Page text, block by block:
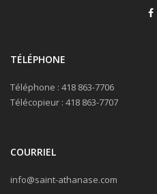
TÉLÉPHONE
Téléphone : 418 863-7706
Télécopieur : 418 863-7707
COURRIEL
info@saint-athanase.com